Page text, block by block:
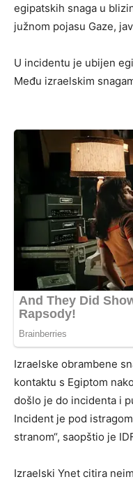
egipatskih snaga u
južnom pojasu Gaze,
U incidentu je ubijen
Među izraelskim
Izraelske obrambene
kontaktu s Egiptom
došlo je do incidenta i
Incident je pod
stranom“, saopštio je
Izraelski Ynet citira